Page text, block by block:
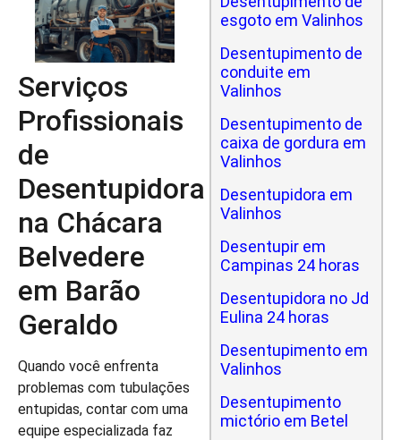
Serviços
Profissionais
de
Desentupidora
na Chácara
Belvedere
em Barão
Geraldo
Quando você enfrenta
problemas com tubulações
entupidas, contar com uma
equipe especializada faz
esgoto em Valinhos
Desentupimento de
conduite em
Valinhos
Desentupimento de
caixa de gordura em
Valinhos
Desentupidora em
Valinhos
Desentupir em
Campinas 24 horas
Desentupidora no Jd
Eulina 24 horas
Desentupimento em
Valinhos
Desentupimento
mictório em Betel